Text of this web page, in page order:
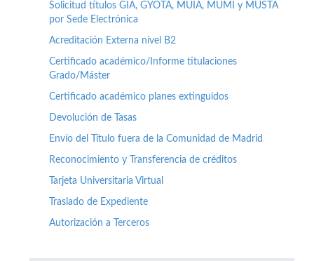
Solicitud títulos GIA, GYOTA, MUIA, MUMI y MUSTA
por Sede Electrónica
Acreditación Externa nivel B2
Certificado académico/Informe titulaciones
Grado/Máster
Certificado académico planes extinguidos
Devolución de Tasas
Envío del Título fuera de la Comunidad de Madrid
Reconocimiento y Transferencia de créditos
Tarjeta Universitaria Virtual
Traslado de Expediente
Autorización a Terceros